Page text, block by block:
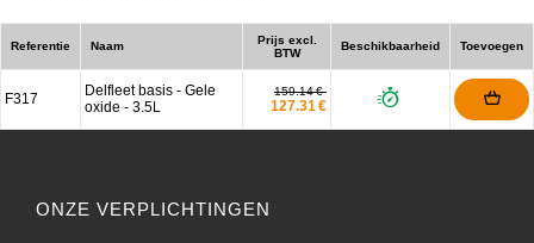
Referentie Naam
Prijs excl.
BTW
Beschikbaarheid Toevoegen
F317
Delfleet basis - Gele
oxide - 3.5L
159.14 €
127.31 €
ONZE VERPLICHTINGEN